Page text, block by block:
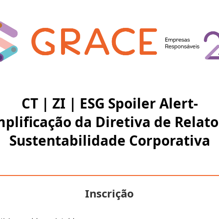
CT | ZI | ESG Spoiler Alert-
da Diretiva de
Sustentabilidade Corporativa
Inscrição